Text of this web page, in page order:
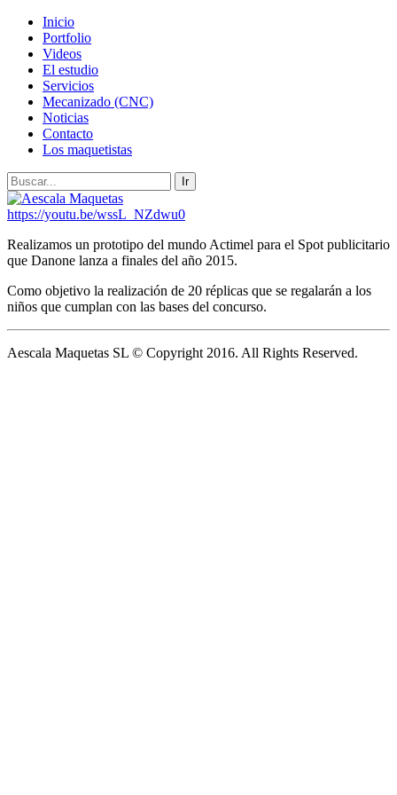
Inicio
Portfolio
Videos
El estudio
Servicios
Mecanizado (CNC)
Noticias
Contacto
Los maquetistas
https://youtu.be/wssL_NZdwu0
Realizamos un prototipo del mundo Actimel para el Spot publicitario
que Danone lanza a finales del año 2015.
Como objetivo la realización de 20 réplicas que se regalarán a los
niños que cumplan con las bases del concurso.
Aescala Maquetas SL © Copyright 2016. All Rights Reserved.